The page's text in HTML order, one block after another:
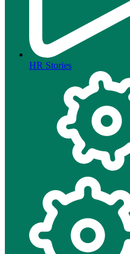
HR Stories